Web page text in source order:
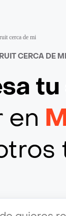
cerca de mi
CERCA DE MI
en